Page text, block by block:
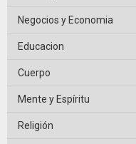
Negocios y Economia
Educacion
Cuerpo
Mente y Espíritu
Religión